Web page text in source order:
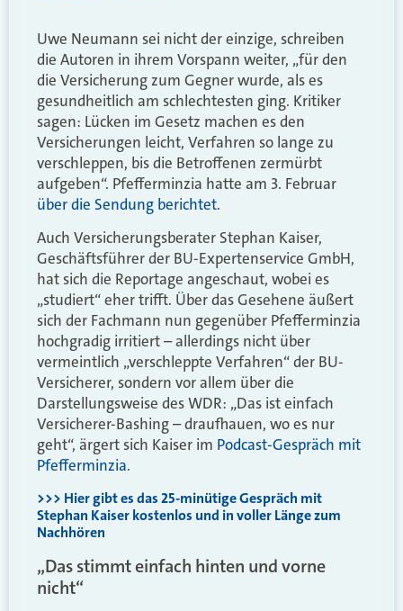
Uwe Neumann sei nicht der einzige, schreiben
die Autoren in ihrem Vorspann weiter, „für den
die Versicherung zum Gegner wurde, als es
gesundheitlich am schlechtesten ging. Kritiker
sagen: Lücken im Gesetz machen es den
Versicherungen leicht, Verfahren so lange zu
verschleppen, bis die Betroffenen zermürbt
aufgeben“. Pfefferminzia hatte am 3. Februar
über die Sendung berichtet.
Auch Versicherungsberater Stephan Kaiser,
Geschäftsführer der BU-Expertenservice GmbH,
hat sich die Reportage angeschaut, wobei es
„studiert“ eher trifft. Über das Gesehene äußert
sich der Fachmann nun gegenüber Pfefferminzia
hochgradig irritiert – allerdings nicht über
vermeintlich „verschleppte Verfahren“ der BU-
Versicherer, sondern vor allem über die
Darstellungsweise des WDR: „Das ist einfach
Versicherer-Bashing – draufhauen, wo es nur
geht“, ärgert sich Kaiser im Podcast-Gespräch mit
Pfefferminzia.
>>> Hier gibt es das 25-minütige Gespräch mit
Stephan Kaiser kostenlos und in voller Länge zum
Nachhören
„Das stimmt einfach hinten und vorne
nicht“